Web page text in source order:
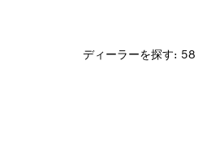
ディーラーを探す: 58